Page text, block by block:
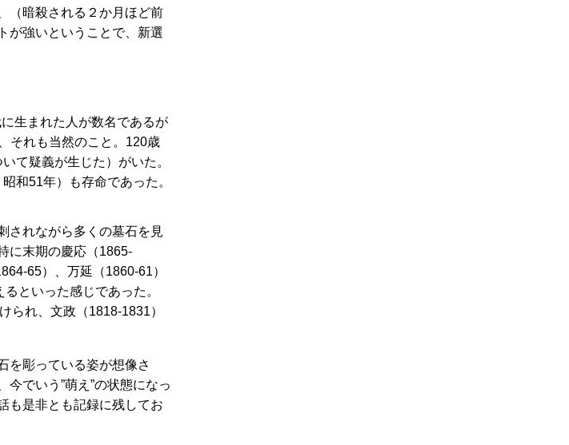
（暗殺される２か月ほど前
が強いということで、新選
生まれた人が数名であるが
それも当然のこと。120歳
て疑義が生じた）がいた。
和51年）も存命であった。
されながら多くの墓石を見
に末期の慶応（1865-
65）、万延（1860-61）
といった感じであった。
られ、文政（1818-1831）
を彫っている姿が想像さ
でいう”萌え”の状態になっ
も是非とも記録に残してお